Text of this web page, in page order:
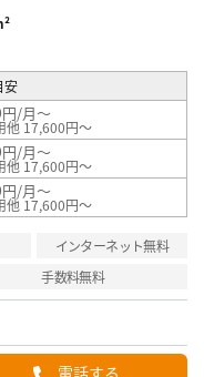
安
円/月～
他 17,600円～
円/月～
他 17,600円～
円/月～
他 17,600円～
インターネット無料
手数料無料